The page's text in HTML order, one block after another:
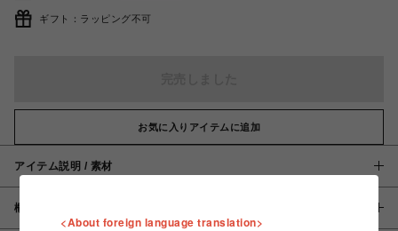
ギフト：ラッピング不可
お気に入りアイテムに追加
アイテム説明 / 素材
概要
<About foreign language translation>